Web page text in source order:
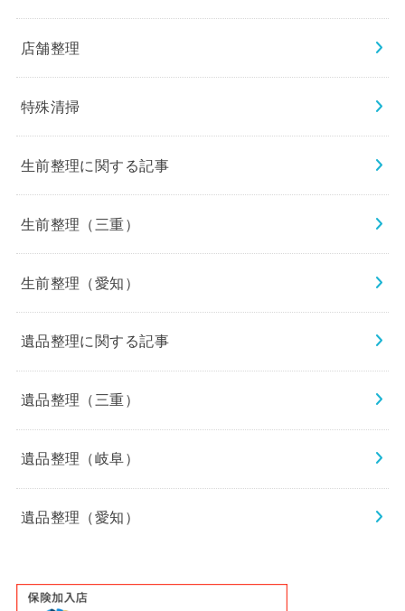
店舗整理
特殊清掃
生前整理に関する記事
生前整理（三重）
生前整理（愛知）
遺品整理に関する記事
遺品整理（三重）
遺品整理（岐阜）
遺品整理（愛知）